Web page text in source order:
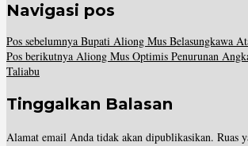
Navigasi pos
Pos sebelumnya Bupati Aliong Mus Belasungkawa
Pos berikutnya Aliong Mus Optimis Penurunan
Taliabu
Tinggalkan Balasan
Alamat email Anda tidak akan dipublikasikan. Ruas